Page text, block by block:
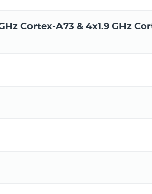
Cortex-A73 & 4x1.9 GHz